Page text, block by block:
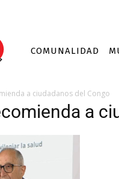
COMUNALIDAD
a ciudadanos del Congo
a